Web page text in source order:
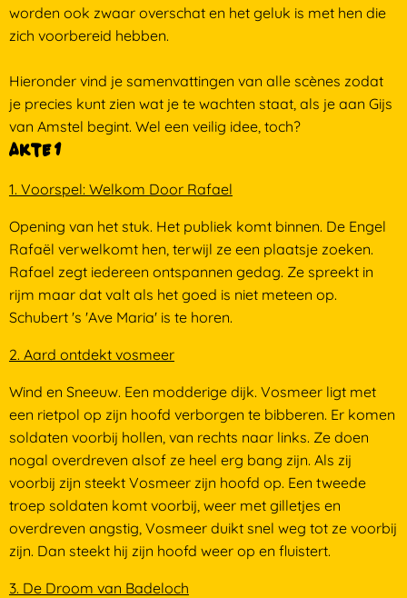
worden ook zwaar overschat en het geluk is met hen die
zich voorbereid hebben.
Hieronder vind je samenvattingen van alle scènes zodat
je precies kunt zien wat je te wachten staat, als je aan Gijs
van Amstel begint. Wel een veilig idee, toch?
Akte 1
1. Voorspel: Welkom Door Rafael
Opening van het stuk. Het publiek komt binnen. De Engel
Rafaël verwelkomt hen, terwijl ze een plaatsje zoeken.
Rafael zegt iedereen ontspannen gedag. Ze spreekt in
rijm maar dat valt als het goed is niet meteen op.
Schubert 's 'Ave Maria' is te horen.
2. Aard ontdekt vosmeer
Wind en Sneeuw. Een modderige dijk. Vosmeer ligt met
een rietpol op zijn hoofd verborgen te bibberen. Er komen
soldaten voorbij hollen, van rechts naar links. Ze doen
nogal overdreven alsof ze heel erg bang zijn. Als zij
voorbij zijn steekt Vosmeer zijn hoofd op. Een tweede
troep soldaten komt voorbij, weer met gilletjes en
overdreven angstig, Vosmeer duikt snel weg tot ze voorbij
zijn. Dan steekt hij zijn hoofd weer op en fluistert.
3. De Droom van Badeloch